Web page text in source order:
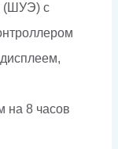
(ШУЭ) с
на 8 часов